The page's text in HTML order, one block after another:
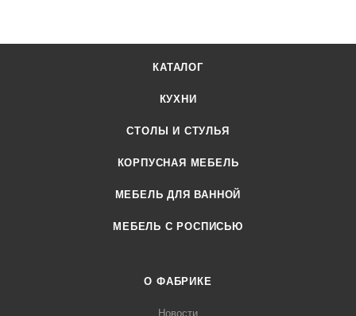
КАТАЛОГ
КУХНИ
СТОЛЫ И СТУЛЬЯ
КОРПУСНАЯ МЕБЕЛЬ
МЕБЕЛЬ ДЛЯ ВАННОЙ
МЕБЕЛЬ С РОСПИСЬЮ
О ФАБРИКЕ
Новости